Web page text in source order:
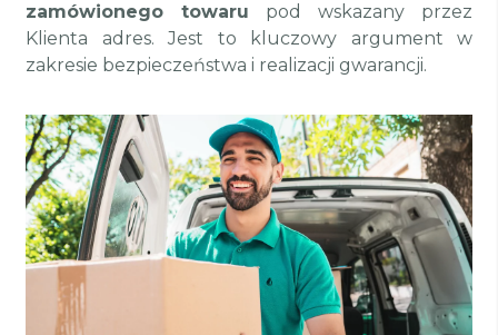
zamówionego towaru pod wskazany przez
Klienta adres. Jest to kluczowy argument w
zakresie bezpieczeństwa i realizacji gwarancji.